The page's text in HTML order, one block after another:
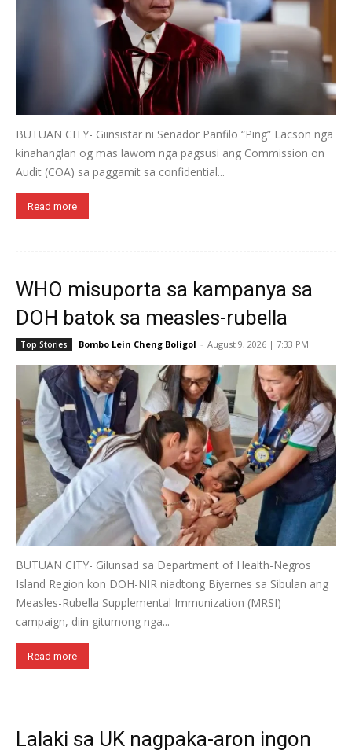
BUTUAN CITY- Giinsistar ni Senador Panfilo “Ping” Lacson nga
kinahanglan og mas lawom nga pagsusi ang Commission on
Audit (COA) sa paggamit sa confidential...
Read more
WHO misuporta sa kampanya sa
DOH batok sa measles-rubella
Top Stories Bombo Lein Cheng Boligol - August 9, 2026 | 7:33 PM
BUTUAN CITY- Gilunsad sa Department of Health-Negros
Island Region kon DOH-NIR niadtong Biyernes sa Sibulan ang
Measles-Rubella Supplemental Immunization (MRSI)
campaign, diin gitumong nga...
Read more
Lalaki sa UK nagpaka-aron ingon